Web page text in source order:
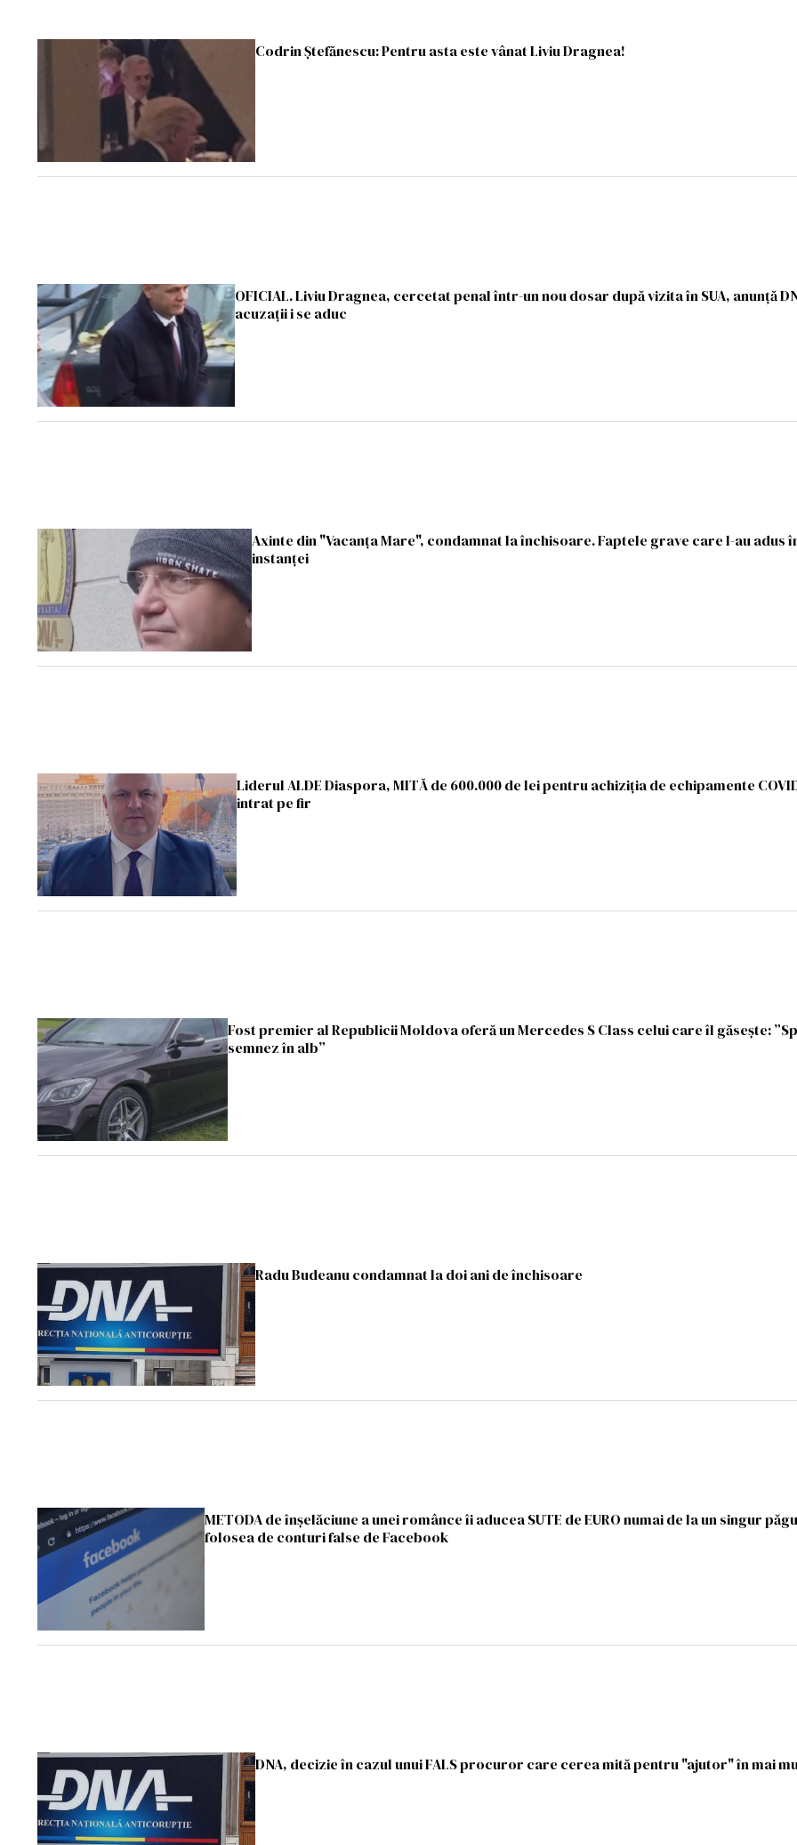
Codrin Ştefănescu: Pentru asta este vânat Liviu Dragnea!
OFICIAL. Liviu Dragnea, cercetat penal într-un nou dosar după vizita în SUA, anunţă
acuzaţii i se aduc
Axinte din "Vacanţa Mare", condamnat la închisoare. Faptele grave care l-au adus
instanţei
Liderul ALDE Diaspora, MITĂ de 600.000 de lei pentru achiziția de echipamente
intrat pe fir
Fost premier al Republicii Moldova oferă un Mercedes S Class celui care îl găsește:
semnez în alb”
Radu Budeanu condamnat la doi ani de închisoare
METODA de înşelăciune a unei românce îi aducea SUTE de EURO numai de la un singur
folosea de conturi false de Facebook
DNA, decizie în cazul unui FALS procuror care cerea mită pentru "ajutor" în mai